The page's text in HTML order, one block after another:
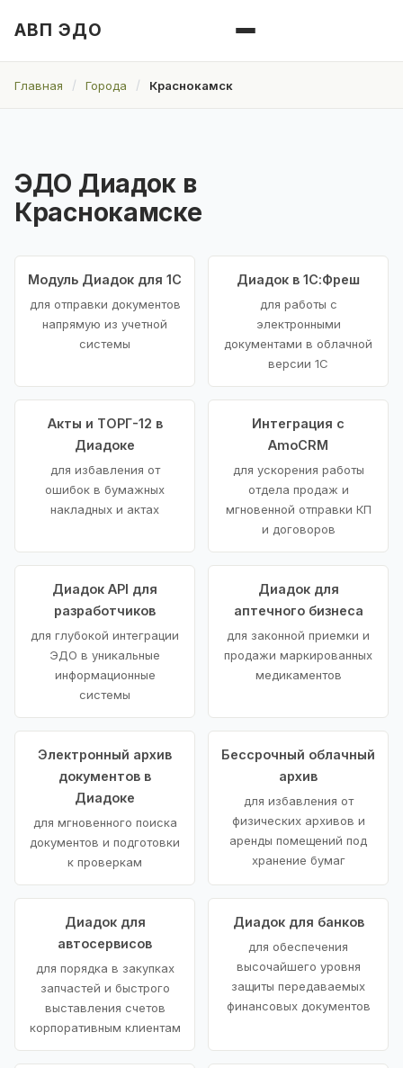
АВП ЭДО
Главная Города Краснокамск
ЭДО Диадок в
Краснокамске
Модуль Диадок для 1С
для отправки документов
напрямую из учетной
системы
Диадок в 1С:Фреш
для работы с
электронными
документами в облачной
версии 1С
Акты и ТОРГ-12 в
Диадоке
для избавления от
ошибок в бумажных
накладных и актах
Интеграция с
AmoCRM
для ускорения работы
отдела продаж и
мгновенной отправки КП
и договоров
Диадок API для
разработчиков
для глубокой интеграции
ЭДО в уникальные
информационные
системы
Диадок для
аптечного бизнеса
для законной приемки и
продажи маркированных
медикаментов
Электронный архив
документов в
Диадоке
для мгновенного поиска
документов и подготовки
к проверкам
Бессрочный облачный
архив
для избавления от
физических архивов и
аренды помещений под
хранение бумаг
Диадок для
автосервисов
для порядка в закупках
запчастей и быстрого
выставления счетов
корпоративным клиентам
Диадок для банков
для обеспечения
высочайшего уровня
защиты передаваемых
финансовых документов